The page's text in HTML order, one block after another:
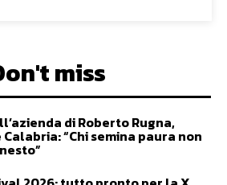
miss
di Roberto Rugna,
“Chi semina paura non